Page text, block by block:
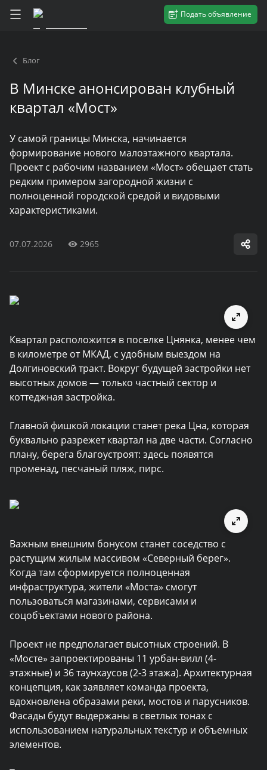
Подать объявление
Блог
В Минске анонсирован клубный
квартал «Мост»
У самой границы Минска, начинается
формирование нового малоэтажного квартала.
Проект с рабочим названием «Мост» обещает стать
редким примером загородной жизни с
полноценной городской средой и видовыми
характеристиками.
07.07.2026 2965
Квартал расположится в поселке Цнянка, менее чем
в километре от МКАД, с удобным выездом на
Долгиновский тракт. Вокруг будущей застройки нет
высотных домов — только частный сектор и
коттеджная застройка.
Главной фишкой локации станет река Цна, которая
буквально разрежет квартал на две части. Согласно
плану, берега благоустроят: здесь появятся
променад, песчаный пляж, пирс.
Важным внешним бонусом станет соседство с
растущим жилым массивом «Северный берег».
Когда там сформируется полноценная
инфраструктура, жители «Моста» смогут
пользоваться магазинами, сервисами и
соцобъектами нового района.
Проект не предполагает высотных строений. В
«Мосте» запроектированы 11 урбан-вилл (4-
этажные) и 36 таунхаусов (2-3 этажа). Архитектурная
концепция, как заявляет команда проекта,
вдохновлена образами реки, мостов и парусников.
Фасады будут выдержаны в светлых тонах с
использованием натуральных текстур и объемных
элементов.